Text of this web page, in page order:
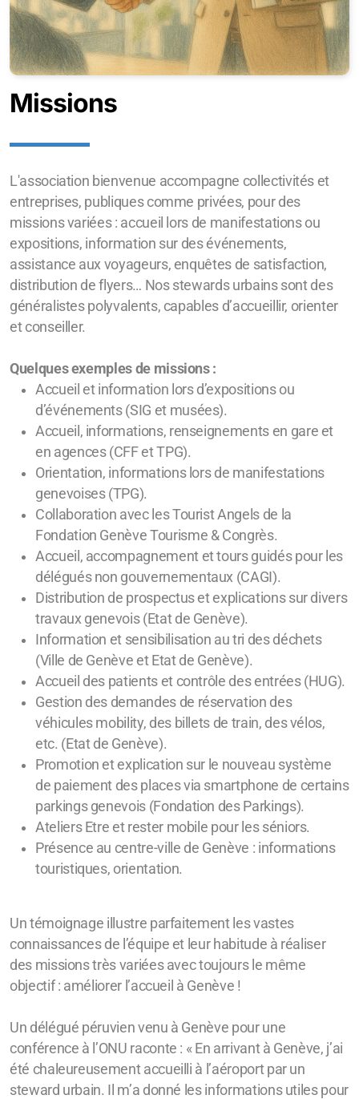
Missions
L'association bienvenue accompagne collectivités et
entreprises, publiques comme privées, pour des
missions variées : accueil lors de manifestations ou
expositions, information sur des événements,
assistance aux voyageurs, enquêtes de satisfaction,
distribution de flyers… Nos stewards urbains sont des
généralistes polyvalents, capables d’accueillir, orienter
et conseiller.
Quelques exemples de missions :
Accueil et information lors d’expositions ou
d’événements (SIG et musées).
Accueil, informations, renseignements en gare et
en agences (CFF et TPG).
Orientation, informations lors de manifestations
genevoises (TPG).
Collaboration avec les Tourist Angels de la
Fondation Genève Tourisme & Congrès.
Accueil, accompagnement et tours guidés pour les
délégués non gouvernementaux (CAGI).
Distribution de prospectus et explications sur divers
travaux genevois (Etat de Genève).
Information et sensibilisation au tri des déchets
(Ville de Genève et Etat de Genève).
Accueil des patients et contrôle des entrées (HUG).
Gestion des demandes de réservation des
véhicules mobility, des billets de train, des vélos,
etc. (Etat de Genève).
Promotion et explication sur le nouveau système
de paiement des places via smartphone de certains
parkings genevois (Fondation des Parkings).
Ateliers Etre et rester mobile pour les séniors.
Présence au centre-ville de Genève : informations
touristiques, orientation.
Un témoignage illustre parfaitement les vastes
connaissances de l’équipe et leur habitude à réaliser
des missions très variées avec toujours le même
objectif : améliorer l’accueil à Genève !
Un délégué péruvien venu à Genève pour une
conférence à l’ONU raconte : « En arrivant à Genève, j’ai
été chaleureusement accueilli à l’aéroport par un
steward urbain. Il m’a donné les informations utiles pour